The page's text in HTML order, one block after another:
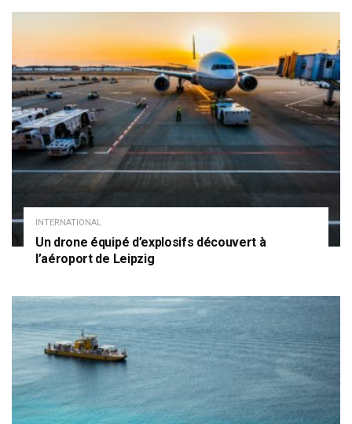
INTERNATIONAL
Un drone équipé d’explosifs découvert à
l’aéroport de Leipzig